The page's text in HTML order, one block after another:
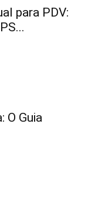
para PDV:
O Guia